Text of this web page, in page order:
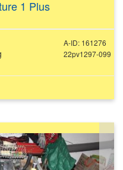
1 Plus
A-ID: 161276
22pv1297-099